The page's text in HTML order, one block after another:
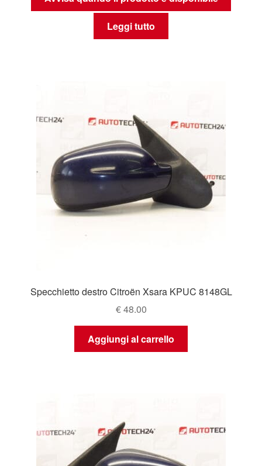
Leggi tutto
Specchietto destro Citroën Xsara KPUC 8148GL
€48.00
Aggiungi al carrello